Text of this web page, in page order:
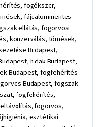
fogékszer,
fájdalommentes
ellátás, fogorvosi
konzerválás, tömések,
Budapest,
hidak Budapest,
Budapest, fogfehérítés
Budapest, fogszak
fogfehérítés,
fogorvos,
esztétikai